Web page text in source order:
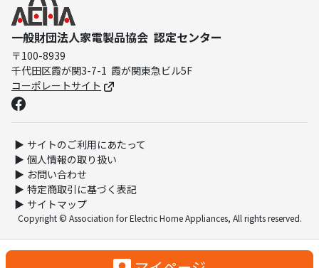
一般財団法人家電製品協会 認定センター
〒100-8939
千代田区霞が関3-7-1 霞が関東急ビル5F
コーポレートサイト
サイトのご利用にあたって
個人情報の取り扱い
お問い合わせ
特定商取引に基づく表記
サイトマップ
Copyright © Association for Electric Home Appliances, All rights reserved.